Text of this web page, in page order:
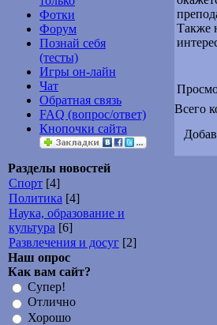
Фотки
Форум
Познай себя
(тесты)
Игры он-лайн
Чат
Обратная связь
FAQ (вопрос/ответ)
Кнопочки сайта
Разделы новостей
Спорт [4]
Политика [4]
Наука, образование и
культура [6]
Развлечения и досуг [2]
Наш опрос
Как вам сайт?
Супер!
Отлично
Хорошо
Также
Всего